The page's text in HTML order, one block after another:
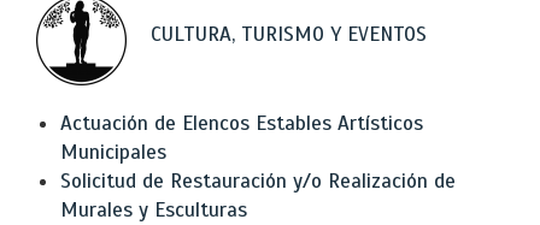
CULTURA, TURISMO Y EVENTOS
Actuación de Elencos Estables Artísticos
Municipales
Solicitud de Restauración y/o Realización de
Murales y Esculturas